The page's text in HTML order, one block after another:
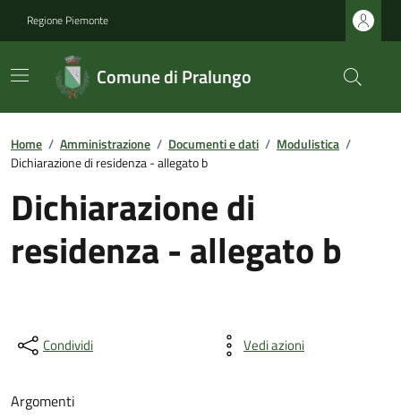
Regione Piemonte
Comune di Pralungo
Home / Amministrazione / Documenti e dati / Modulistica /
Dichiarazione di residenza - allegato b
Dichiarazione di
residenza - allegato b
Condividi Vedi azioni
Argomenti